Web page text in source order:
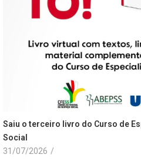
Saiu o terceiro livro do Curso de
Social
31/07/2026 /